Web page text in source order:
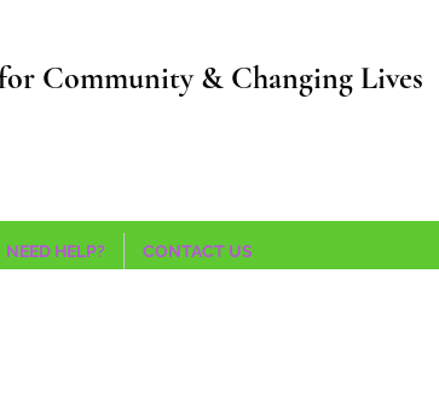
Community & Changing Lives
NEED HELP? CONTACT US